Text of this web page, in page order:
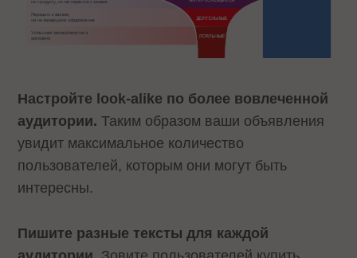
Настройте look-alike по более вовлеченной
аудитории. Таким образом ваши объявления
увидит максимальное количество
пользователей, которым они могут быть
интересны.
Пишите разные тексты для каждой